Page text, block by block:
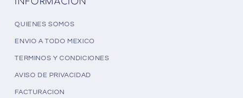
QUIENES SOMOS
ENVIO A TODO MEXICO
TERMINOS Y CONDICIONES
AVISO DE PRIVACIDAD
FACTURACION